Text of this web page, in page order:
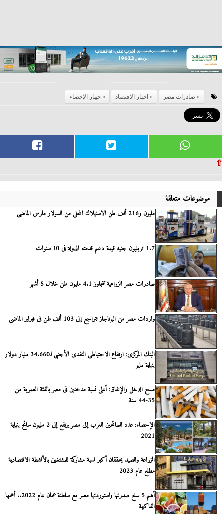
صادرات مصر اخبار الاقتصاد جهاز الإحصاء
⇧
موضوعات متعلقة
مليون و216 ألف طن الاستهلاك المحلى من السولار مارس الماضى
1.7 تريليون جنيه قيمة دعم قدمته الدولة فى 10 سنوات
صادرات مصر الزراعية تتجاوز 4.1 مليون طن خلال 5 أشهر
واردات مصر من البوتاجاز تتراجع إلى 103 ألف طن فى فبراير الماضى
البنك المركزى: ارتفاع الاحتياطى النقدى الأجنبى لـ34.660 مليار دولار
بنهاية مايو
مسح الدخل والإنفاق: أعلى نسبة مدخنين فى مصر بالفئة العمرية من
35-44 سنة
الإحصاء: عدد السائحين العرب إلى مصر يرتفع إلى 2 مليون سائح بنهاية
2021
الزراعة والصيد يحققان أكبر نسبة مشاركة للمشتغلين بالأنشطة الاقتصادية
مطلع عام 2023
أهم 5 سلع صدرتها واستوردتها مصر مع سلطنة عمان عام 2022.. أهمها
الفاكهة